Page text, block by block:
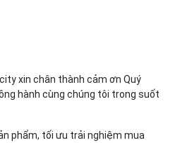
xin chân thành cảm ơn Quý
hành cùng chúng tôi trong suốt
phẩm, tối ưu trải nghiệm mua